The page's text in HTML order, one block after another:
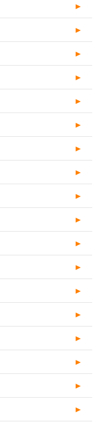
►
►
►
►
►
►
►
►
►
►
►
►
►
►
►
►
►
►